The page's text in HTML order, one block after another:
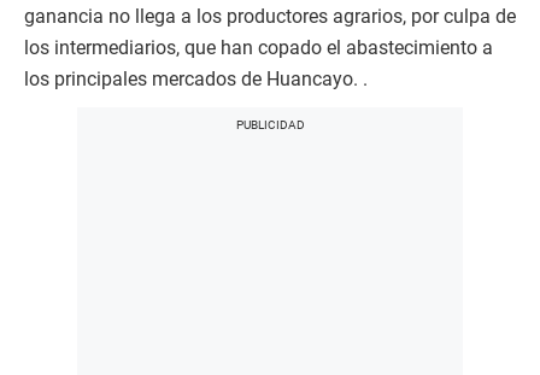
ganancia no llega a los productores agrarios, por culpa de
los intermediarios, que han copado el abastecimiento a
los principales mercados de Huancayo. .